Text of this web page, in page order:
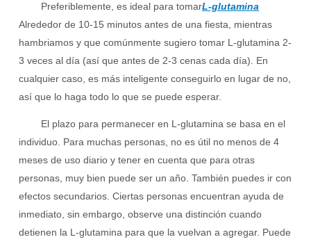
Preferiblemente, es ideal para tomarL-glutamina
Alrededor de 10-15 minutos antes de una fiesta, mientras
hambriamos y que comúnmente sugiero tomar L-glutamina 2-
3 veces al día (así que antes de 2-3 cenas cada día). En
cualquier caso, es más inteligente conseguirlo en lugar de no,
así que lo haga todo lo que se puede esperar.
El plazo para permanecer en L-glutamina se basa en el
individuo. Para muchas personas, no es útil no menos de 4
meses de uso diario y tener en cuenta que para otras
personas, muy bien puede ser un año. También puedes ir con
efectos secundarios. Ciertas personas encuentran ayuda de
inmediato, sin embargo, observe una distinción cuando
detienen la L-glutamina para que la vuelvan a agregar. Puede